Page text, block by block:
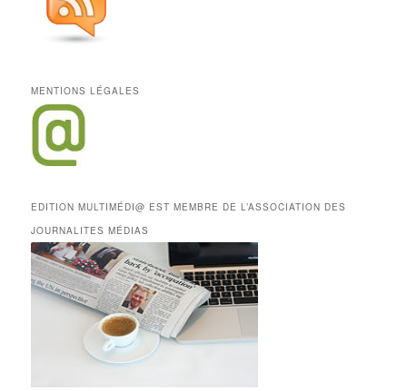
MENTIONS LÉGALES
EDITION MULTIMÉDI@ EST MEMBRE DE L’ASSOCIATION DES
JOURNALITES MÉDIAS